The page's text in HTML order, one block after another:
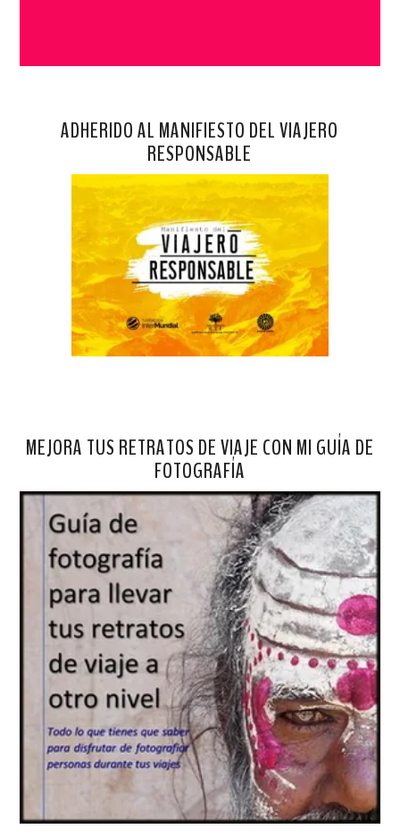
ADHERIDO AL MANIFIESTO DEL VIAJERO
RESPONSABLE
MEJORA TUS RETRATOS DE VIAJE CON MI GUÍA DE
FOTOGRAFÍA